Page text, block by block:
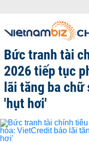
Bức tranh tài
2026 tiếp tục
lãi tăng ba chữ
'hụt hơi'